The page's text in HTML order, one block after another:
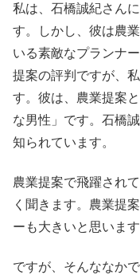
私は、石橋誠紀さん
す。しかし、彼は農
いる素敵なプランナ
提案の評判ですが、
す。彼は、農業提案
な男性」です。石橋
知られています。
農業提案で飛躍され
く聞きます。農業提
ーも大きいと思います
ですが、そんななか